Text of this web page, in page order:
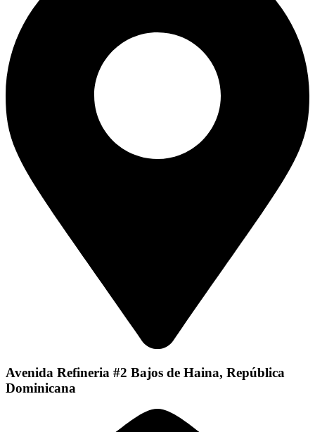
Avenida Refineria #2 Bajos de Haina, República
Dominicana